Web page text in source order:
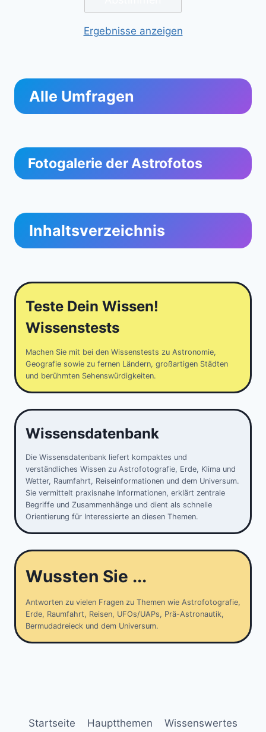
Ergebnisse anzeigen
Alle Umfragen
Fotogalerie der Astrofotos
Inhaltsverzeichnis
Teste Dein Wissen!
Wissenstests
Machen Sie mit bei den Wissenstests zu Astronomie,
Geografie sowie zu fernen Ländern, großartigen Städten
und berühmten Sehenswürdigkeiten.
Wissensdatenbank
Die Wissensdatenbank liefert kompaktes und
verständliches Wissen zu Astrofotografie, Erde, Klima und
Wetter, Raumfahrt, Reiseinformationen und dem Universum.
Sie vermittelt praxisnahe Informationen, erklärt zentrale
Begriffe und Zusammenhänge und dient als schnelle
Orientierung für Interessierte an diesen Themen.
Wussten Sie ...
Antworten zu vielen Fragen zu Themen wie Astrofotografie,
Erde, Raumfahrt, Reisen, UFOs/UAPs, Prä-Astronautik,
Bermudadreieck und dem Universum.
Startseite Hauptthemen Wissenswertes